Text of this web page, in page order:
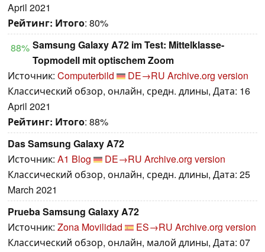
April 2021
Рейтинг: Итого: 80%
88% Samsung Galaxy A72 im Test: Mittelklasse-
Topmodell mit optischem Zoom
Источник: Computerbild DE→RU Archive.org version
Классический обзор, онлайн, средн. длины, Дата: 16
April 2021
Рейтинг: Итого: 88%
Das Samsung Galaxy A72
Источник: A1 Blog DE→RU Archive.org version
Классический обзор, онлайн, средн. длины, Дата: 25
March 2021
Prueba Samsung Galaxy A72
Источник: Zona Movilidad ES→RU Archive.org version
Классический обзор, онлайн, малой длины, Дата: 07